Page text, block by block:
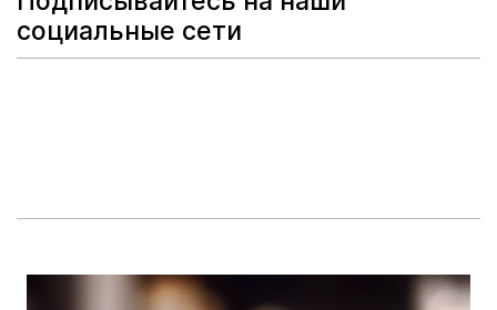
социальные сети